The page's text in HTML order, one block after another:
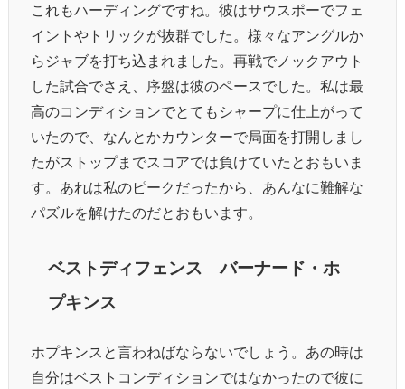
これもハーディングですね。彼はサウスポーでフェ
イントやトリックが抜群でした。様々なアングルか
らジャブを打ち込まれました。再戦でノックアウト
した試合でさえ、序盤は彼のペースでした。私は最
高のコンディションでとてもシャープに仕上がって
いたので、なんとかカウンターで局面を打開しまし
たがストップまでスコアでは負けていたとおもいま
す。あれは私のピークだったから、あんなに難解な
パズルを解けたのだとおもいます。
ベストディフェンス バーナード・ホ
プキンス
ホプキンスと言わねばならないでしょう。あの時は
自分はベストコンディションではなかったので彼に